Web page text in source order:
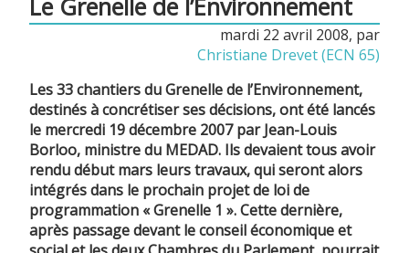
mardi 22 avril 2008, par
Christiane Drevet (ECN 65)
Les 33 chantiers du Grenelle de l’Environnement,
destinés à concrétiser ses décisions, ont été lancés
le mercredi 19 décembre 2007 par Jean-Louis
Borloo, ministre du MEDAD. Ils devaient tous avoir
rendu début mars leurs travaux, qui seront alors
intégrés dans le prochain projet de loi de
programmation « Grenelle 1 ». Cette dernière,
après passage devant le conseil économique et